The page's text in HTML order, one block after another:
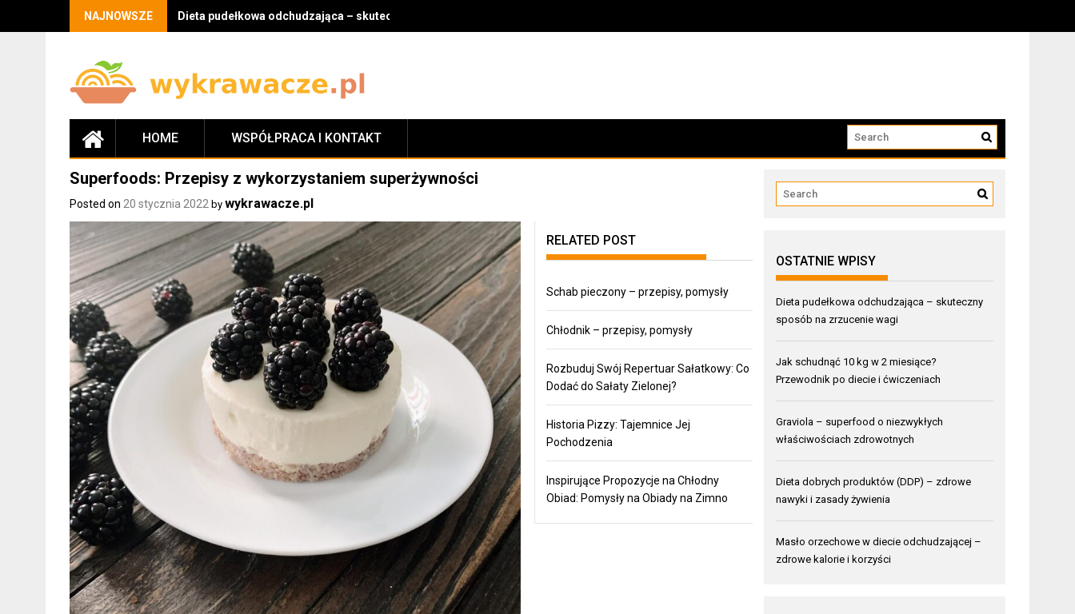
NAJNOWSZE Dieta pudełkowa odchudzająca – skuteczny sposób na zrzucenie wagi
HOME WSPÓŁPRACA I KONTAKT
Superfoods: Przepisy z wykorzystaniem superżywności
Posted on 20 stycznia 2022 by wykrawacze.pl
RELATED POST
Schab pieczony – przepisy, pomysły
Chłodnik – przepisy, pomysły
Rozbuduj Swój Repertuar Sałatkowy: Co
Dodać do Sałaty Zielonej?
Historia Pizzy: Tajemnice Jej
Pochodzenia
Inspirujące Propozycje na Chłodny
Obiad: Pomysły na Obiady na Zimno
OSTATNIE WPISY
Dieta pudełkowa odchudzająca – skuteczny
sposób na zrzucenie wagi
Jak schudnąć 10 kg w 2 miesiące?
Przewodnik po diecie i ćwiczeniach
Graviola – superfood o niezwykłych
właściwościach zdrowotnych
Dieta dobrych produktów (DDP) – zdrowe
nawyki i zasady żywienia
Masło orzechowe w diecie odchudzającej –
zdrowe kalorie i korzyści